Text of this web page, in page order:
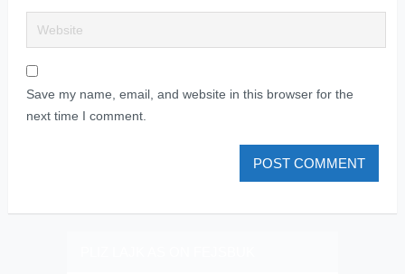
Save my name, email, and website in this browser for the
next time I comment.